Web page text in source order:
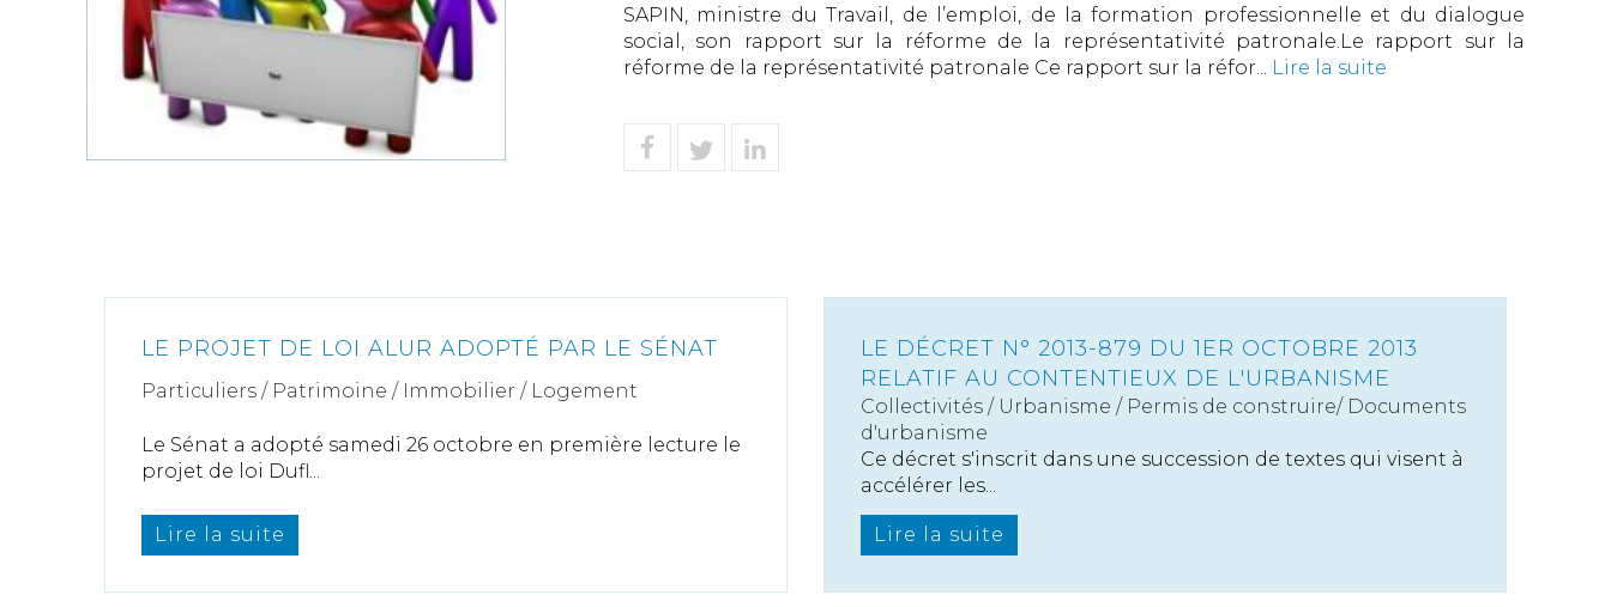
SAPIN, ministre du Travail, de l’emploi, de la formation professionnelle et du dialogue
social, son rapport sur la réforme de la représentativité patronale.Le rapport sur la
réforme de la représentativité patronale Ce rapport sur la réfor... Lire la suite
LE PROJET DE LOI ALUR ADOPTÉ PAR LE SÉNAT
Particuliers / Patrimoine / Immobilier / Logement
Le Sénat a adopté samedi 26 octobre en première lecture le
projet de loi Dufl...
Lire la suite
LE DÉCRET N° 2013-879 DU 1ER OCTOBRE 2013
RELATIF AU CONTENTIEUX DE L'URBANISME
Collectivités / Urbanisme / Permis de construire/ Documents
d'urbanisme
Ce décret s'inscrit dans une succession de textes qui visent à
accélérer les...
Lire la suite